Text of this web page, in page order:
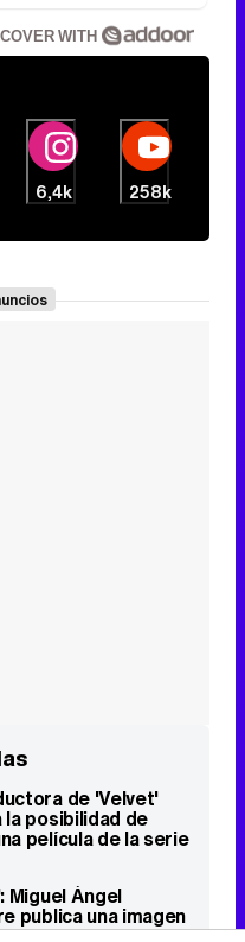
WITH
6,4k 258k
de 'Velvet'
la posibilidad de
película de la serie
Miguel Ángel
publica una imagen
de su regreso a la